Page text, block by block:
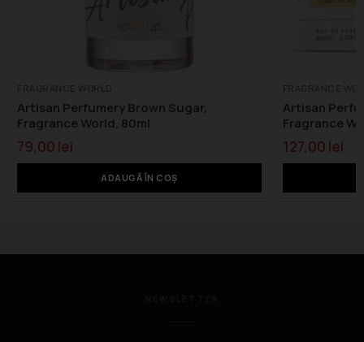
Artisan Perfumery Brown Sugar,
Fragrance World, 80ml
79,00 lei
ADAUGĂ ÎN COȘ
Artisan
Fragrance
127,00 lei